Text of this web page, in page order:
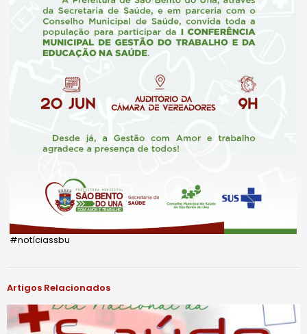
#notíciassbu
Artigos Relacionados